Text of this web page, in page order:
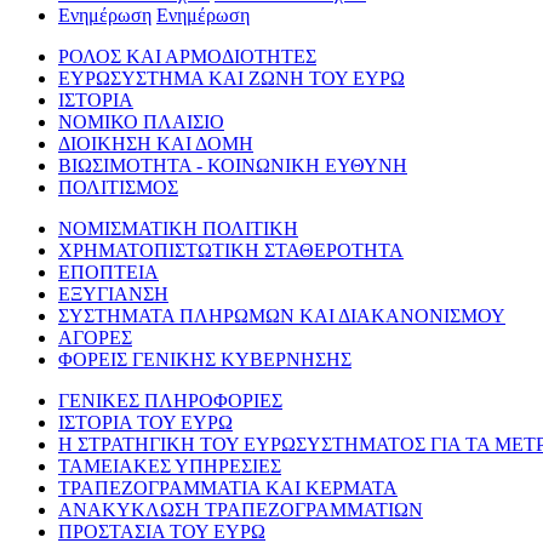
Ενημέρωση Ενημέρωση
ΡΟΛΟΣ ΚΑΙ ΑΡΜΟΔΙΟΤΗΤΕΣ
ΕΥΡΩΣΥΣΤΗΜΑ ΚΑΙ ΖΩΝΗ ΤΟΥ ΕΥΡΩ
ΙΣΤΟΡΙΑ
ΝΟΜΙΚΟ ΠΛΑΙΣΙΟ
ΔΙΟΙΚΗΣΗ ΚΑΙ ΔΟΜΗ
ΒΙΩΣΙΜΟΤΗΤΑ - ΚΟΙΝΩΝΙΚΗ ΕΥΘΥΝΗ
ΠΟΛΙΤΙΣΜΟΣ
ΝΟΜΙΣΜΑΤΙΚΗ ΠΟΛΙΤΙΚΗ
ΧΡΗΜΑΤΟΠΙΣΤΩΤΙΚΗ ΣΤΑΘΕΡΟΤΗΤΑ
ΕΠΟΠΤΕΙΑ
ΕΞΥΓΙΑΝΣΗ
ΣΥΣΤΗΜΑΤΑ ΠΛΗΡΩΜΩΝ ΚΑΙ ΔΙΑΚΑΝΟΝΙΣΜΟΥ
ΑΓΟΡΕΣ
ΦΟΡΕΙΣ ΓΕΝΙΚΗΣ ΚΥΒΕΡΝΗΣΗΣ
ΓΕΝΙΚΕΣ ΠΛΗΡΟΦΟΡΙΕΣ
ΙΣΤΟΡΙΑ ΤΟΥ ΕΥΡΩ
Η ΣΤΡΑΤΗΓΙΚΗ ΤΟΥ ΕΥΡΩΣΥΣΤΗΜΑΤΟΣ ΓΙΑ ΤΑ
ΤΑΜΕΙΑΚΕΣ ΥΠΗΡΕΣΙΕΣ
ΤΡΑΠΕΖΟΓΡΑΜΜΑΤΙΑ ΚΑΙ ΚΕΡΜΑΤΑ
ΑΝΑΚΥΚΛΩΣΗ ΤΡΑΠΕΖΟΓΡΑΜΜΑΤΙΩΝ
ΠΡΟΣΤΑΣΙΑ ΤΟΥ ΕΥΡΩ